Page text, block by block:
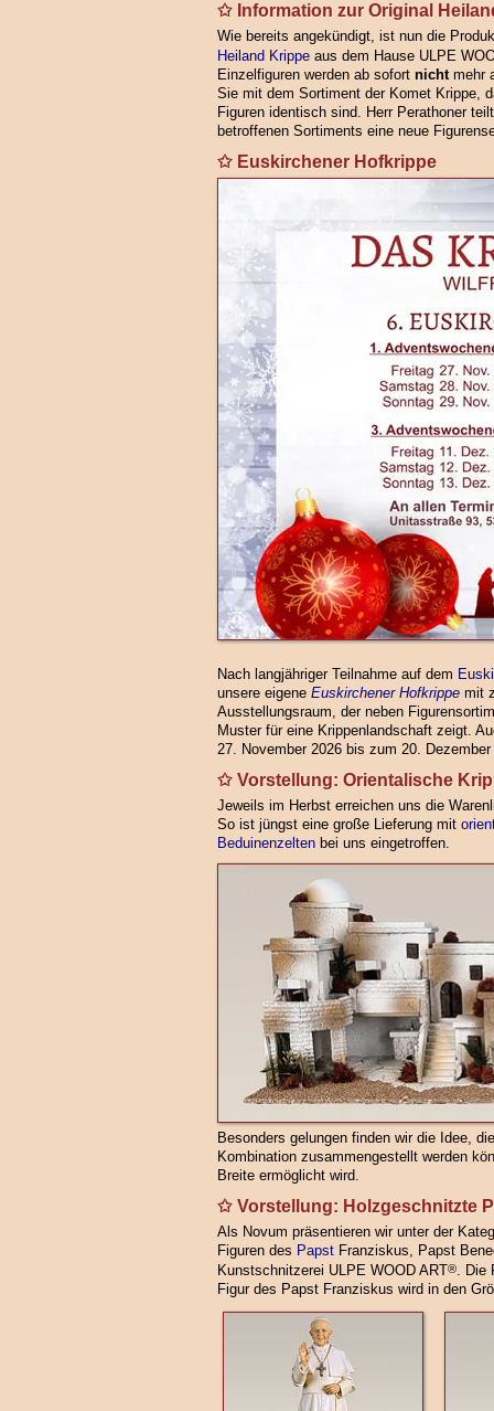
Information zur Original
Wie bereits angekündigt, ist nun die
Heiland Krippe aus dem Hause ULPE
Einzelfiguren werden ab sofort nichtmehr
Sie mit dem Sortiment der Komet Krippe,
Figuren identisch sind. Herr Perathoner
betroffenen Sortiments eine neue
Euskirchener Hofkrippe
Nach langjähriger Teilnahme auf dem
unsere eigene Euskirchener Hofkrippe mit
Ausstellungsraum, der neben
Muster für eine Krippenlandschaft zeigt.
27. November 2026 bis zum 20.
Vorstellung: Orientalische
Jeweils im Herbst erreichen uns die
So ist jüngst eine große Lieferung mit
Beduinenzelten bei uns eingetroffen.
Besonders gelungen finden wir die Idee,
Kombination zusammengestellt werden
Breite ermöglicht wird.
Vorstellung: Holzgeschnitzte
Als Novum präsentieren wir unter der
Figuren des Papst Franziskus, Papst
Kunstschnitzerei ULPE WOOD ART®. Die
Figur des Papst Franziskus wird in den